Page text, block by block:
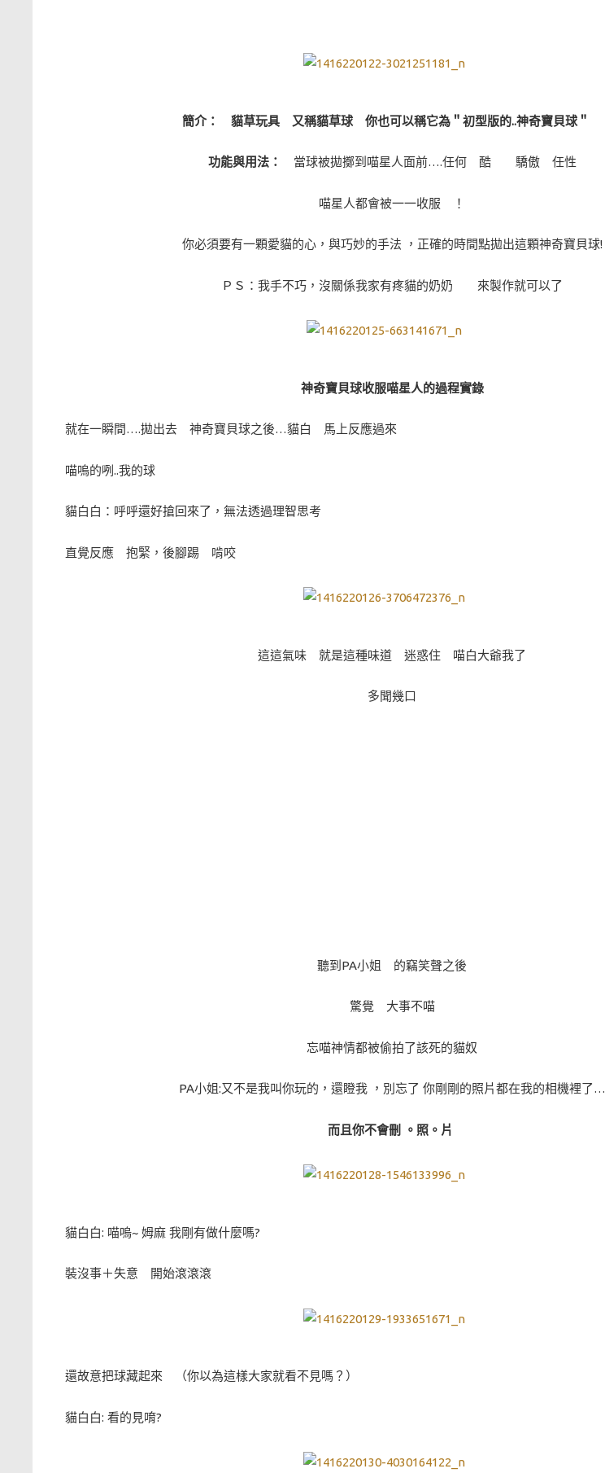
簡介： 貓草玩具 又稱貓草球 你也可以稱它為＂初型版的..神奇寶貝球＂
功能與用法： 當球被拋擲到喵星人面前….任何 酷 驕傲 任性
喵星人都會被一一收服 ！
你必須要有一顆愛貓的心，與巧妙的手法 ，正確的時間點拋出這顆神奇寶貝球!
ＰＳ：我手不巧，沒關係我家有疼貓的奶奶 來製作就可以了
神奇寶貝球收服喵星人的過程實錄
就在一瞬間….拋出去 神奇寶貝球之後…貓白 馬上反應過來
喵嗚的咧..我的球
貓白白：呼呼還好搶回來了，無法透過理智思考
直覺反應 抱緊，後腳踢 啃咬
這這氣味 就是這種味道 迷惑住 喵白大爺我了
多聞幾口
聽到PA小姐 的竊笑聲之後
驚覺 大事不喵
忘喵神情都被偷拍了該死的貓奴
PA小姐:又不是我叫你玩的，還瞪我 ，別忘了 你剛剛的照片都在我的相機裡了…
而且你不會刪 。照。片
貓白白: 喵嗚~ 姆麻 我剛有做什麼嗎?
裝沒事＋失意 開始滾滾滾
還故意把球藏起來 （你以為這樣大家就看不見嗎？）
貓白白: 看的見唷?